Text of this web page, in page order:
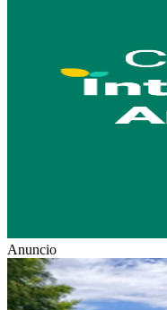
Anuncio